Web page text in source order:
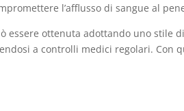
l’afflusso di sangue al
essere ottenuta adottando uno stile
a controlli medici regolari. Con